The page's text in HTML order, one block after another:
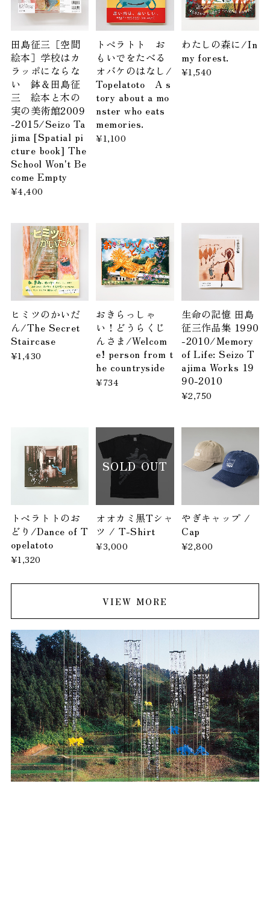
田島征三［空間
絵本］学校はカ
ラッポにならな
い 鉢＆田島征
三 絵本と木の
実の美術館2009
-2015/Seizo Ta
jima [Spatial pi
cture book] The
School Won't Be
come Empty
¥4,400
トペラトト お
もいでをたべる
オバケのはなし/
Topelatoto A s
tory about a mo
nster who eats
memories.
¥1,100
わたしの森に/In
my forest.
¥1,540
ヒミツのかいだ
ん/The Secret
Staircase
¥1,430
おきらっしゃ
い！どうらくじ
んさま/Welcom
e! person from t
he countryside
¥734
生命の記憶 田島
征三作品集 1990
-2010/Memory
of Life: Seizo T
ajima Works 19
90-2010
¥2,750
トペラトトのお
どり/Dance of T
opelatoto
¥1,320
SOLD OUT
オオカミ黒Tシャ
ツ / T-Shirt
¥3,000
やぎキャップ /
Cap
¥2,800
VIEW MORE